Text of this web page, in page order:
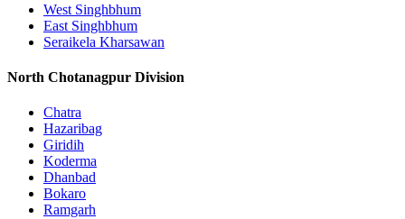
West Singhbhum
East Singhbhum
Seraikela Kharsawan
North Chotanagpur Division
Chatra
Hazaribag
Giridih
Koderma
Dhanbad
Bokaro
Ramgarh